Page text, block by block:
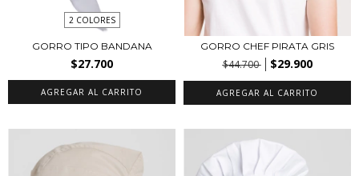
2 COLORES
GORRO TIPO BANDANA
$27.700
AGREGAR AL CARRITO
GORRO CHEF PIRATA GRIS
$44.700 $29.900
AGREGAR AL CARRITO